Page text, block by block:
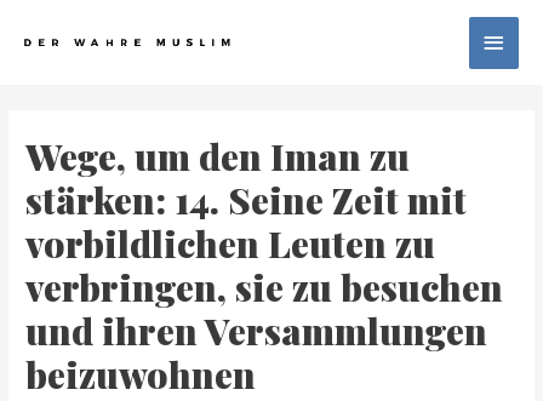
Wege, um den Iman zu
stärken: 14. Seine Zeit mit
vorbildlichen Leuten zu
verbringen, sie zu besuchen
und ihren Versammlungen
beizuwohnen